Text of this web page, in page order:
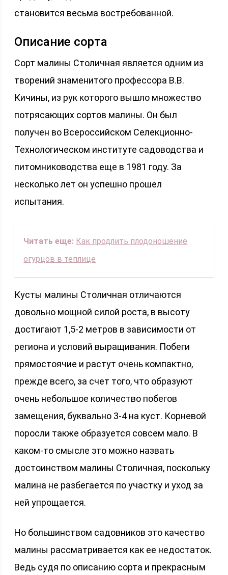
становится весьма востребованной.
Описание сорта
Сорт малины Столичная является одним из
творений знаменитого профессора В.В.
Кичины, из рук которого вышло множество
потрясающих сортов малины. Он был
получен во Всероссийском Селекционно-
Технологическом институте садоводства и
питомниководства еще в 1981 году. За
несколько лет он успешно прошел
испытания.
Читать еще: Как продлить плодоношение
огурцов в теплице
Кусты малины Столичная отличаются
довольно мощной силой роста, в высоту
достигают 1,5-2 метров в зависимости от
региона и условий выращивания. Побеги
прямостоячие и растут очень компактно,
прежде всего, за счет того, что образуют
очень небольшое количество побегов
замещения, буквально 3-4 на куст. Корневой
поросли также образуется совсем мало. В
каком-то смысле это можно назвать
достоинством малины Столичная, поскольку
малина не разбегается по участку и уход за
ней упрощается.
Но большинством садовников это качество
малины рассматривается как ее недостаток.
Ведь судя по описанию сорта и прекрасным